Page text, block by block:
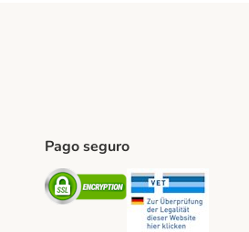
Pago seguro
Security